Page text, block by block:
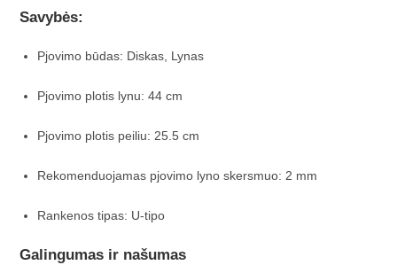
Savybės:
Pjovimo būdas: Diskas, Lynas
Pjovimo plotis lynu: 44 cm
Pjovimo plotis peiliu: 25.5 cm
Rekomenduojamas pjovimo lyno skersmuo: 2 mm
Rankenos tipas: U-tipo
Galingumas ir našumas